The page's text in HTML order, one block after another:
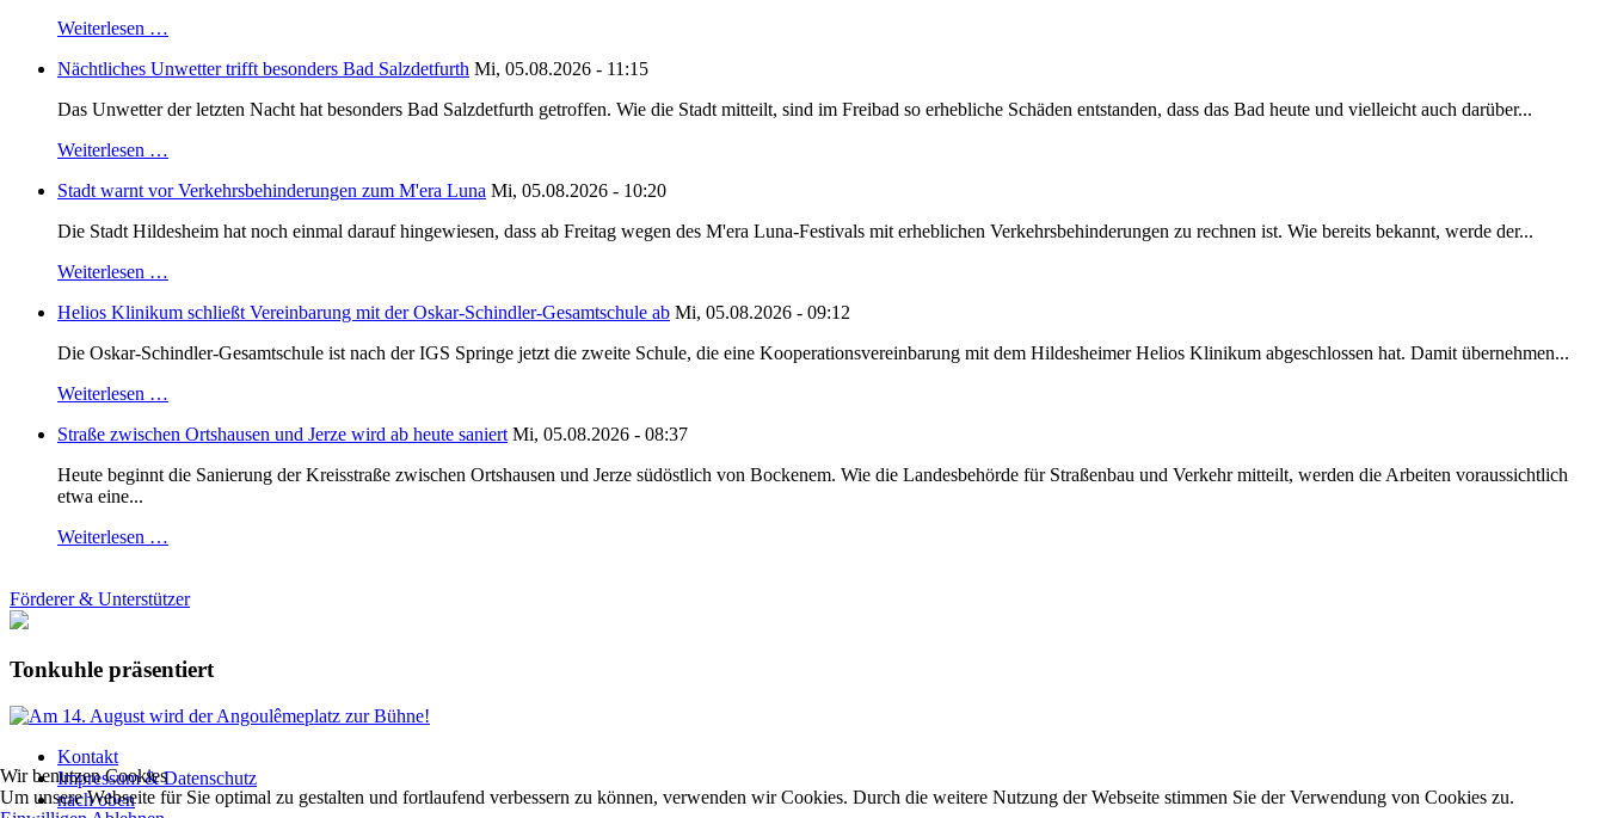
Weiterlesen …
Nächtliches Unwetter trifft besonders Bad Salzdetfurth Mi, 05.08.2026 - 11:15
Das Unwetter der letzten Nacht hat besonders Bad Salzdetfurth getroffen. Wie die Stadt mitteilt, sind im Freibad so erhebliche Schäden entstanden, dass das Bad heute und vielleicht auch darüber...
Weiterlesen …
Stadt warnt vor Verkehrsbehinderungen zum M'era Luna Mi, 05.08.2026 - 10:20
Die Stadt Hildesheim hat noch einmal darauf hingewiesen, dass ab Freitag wegen des M'era Luna-Festivals mit erheblichen Verkehrsbehinderungen zu rechnen ist. Wie bereits bekannt, werde der...
Weiterlesen …
Helios Klinikum schließt Vereinbarung mit der Oskar-Schindler-Gesamtschule ab Mi, 05.08.2026 - 09:12
Die Oskar-Schindler-Gesamtschule ist nach der IGS Springe jetzt die zweite Schule, die eine Kooperationsvereinbarung mit dem Hildesheimer Helios Klinikum abgeschlossen hat. Damit übernehmen...
Weiterlesen …
Straße zwischen Ortshausen und Jerze wird ab heute saniert Mi, 05.08.2026 - 08:37
Heute beginnt die Sanierung der Kreisstraße zwischen Ortshausen und Jerze südöstlich von Bockenem. Wie die Landesbehörde für Straßenbau und Verkehr mitteilt, werden die Arbeiten voraussichtlich
etwa eine...
Weiterlesen …
Förderer & Unterstützer
Tonkuhle präsentiert
Kontakt
Impressum & Datenschutz
nach oben
Wir benutzen Cookies
Um unsere Webseite für Sie optimal zu gestalten und fortlaufend verbessern zu können, verwenden wir Cookies. Durch die weitere Nutzung der Webseite stimmen Sie der Verwendung von Cookies zu.